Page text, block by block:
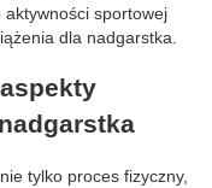
aktywności sportowej
dla nadgarstka.
tylko proces fizyczny,